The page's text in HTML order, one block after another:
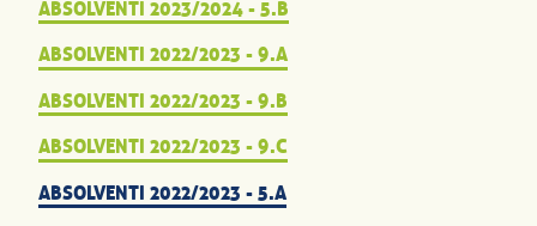
ABSOLVENTI 2023/2024 - 5.B
ABSOLVENTI 2022/2023 - 9.A
ABSOLVENTI 2022/2023 - 9.B
ABSOLVENTI 2022/2023 - 9.C
ABSOLVENTI 2022/2023 - 5.A